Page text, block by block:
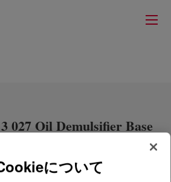
Oil Demulsifier Base
について